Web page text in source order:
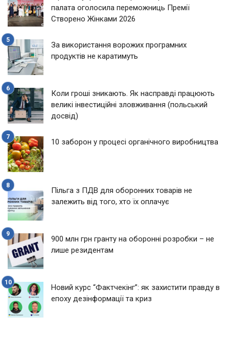
палата оголосила переможниць Премії
Створено Жінками 2026
За використання ворожих програмних
продуктів не каратимуть
Коли гроші зникають. Як насправді працюють
великі інвестиційні зловживання (польський
досвід)
10 заборон у процесі органічного виробництва
Пільга з ПДВ для оборонних товарів не
залежить від того, хто їх оплачує
900 млн грн гранту на оборонні розробки – не
лише резидентам
Новий курс “Фактчекінг”: як захистити правду в
епоху дезінформації та криз